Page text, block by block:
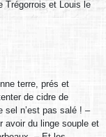
Trégorrois et Louis le
terre, prés et
de cidre de
sel n’est pas salé ! –
avoir du linge souple et